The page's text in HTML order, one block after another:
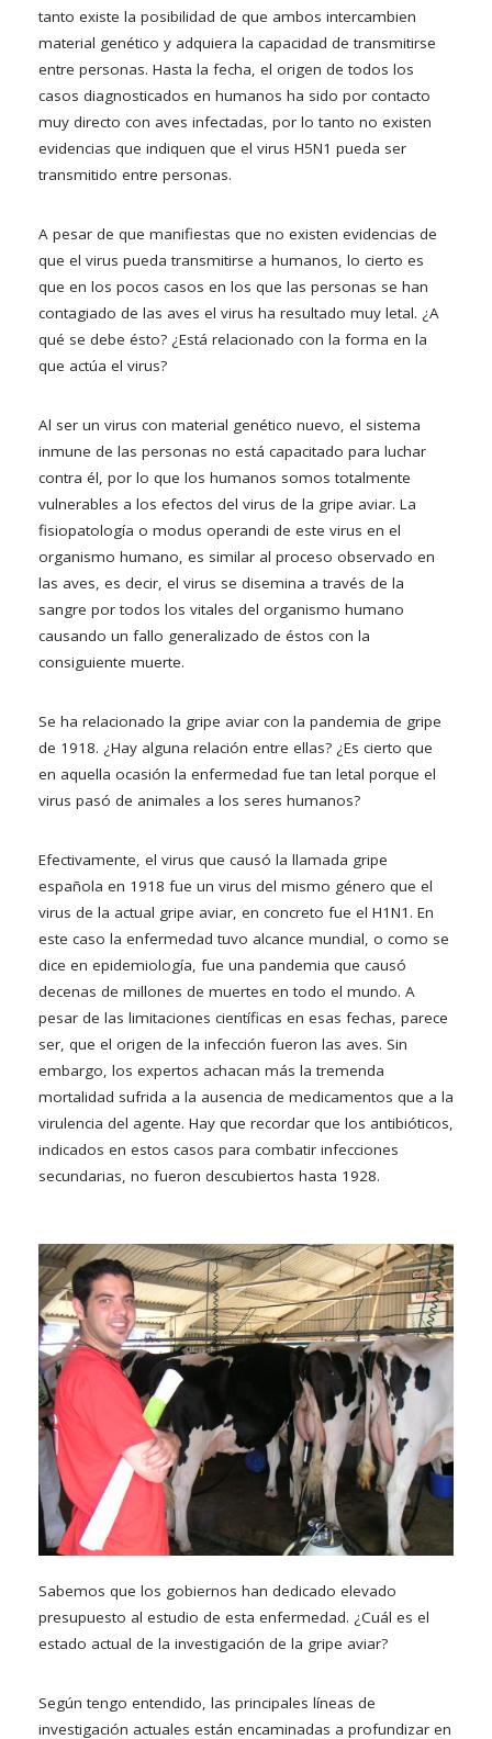
tanto existe la posibilidad de que ambos intercambien
material genético y adquiera la capacidad de transmitirse
entre personas. Hasta la fecha, el origen de todos los
casos diagnosticados en humanos ha sido por contacto
muy directo con aves infectadas, por lo tanto no existen
evidencias que indiquen que el virus H5N1 pueda ser
transmitido entre personas.
A pesar de que manifiestas que no existen evidencias de
que el virus pueda transmitirse a humanos, lo cierto es
que en los pocos casos en los que las personas se han
contagiado de las aves el virus ha resultado muy letal. ¿A
qué se debe ésto? ¿Está relacionado con la forma en la
que actúa el virus?
Al ser un virus con material genético nuevo, el sistema
inmune de las personas no está capacitado para luchar
contra él, por lo que los humanos somos totalmente
vulnerables a los efectos del virus de la gripe aviar. La
fisiopatología o modus operandi de este virus en el
organismo humano, es similar al proceso observado en
las aves, es decir, el virus se disemina a través de la
sangre por todos los vitales del organismo humano
causando un fallo generalizado de éstos con la
consiguiente muerte.
Se ha relacionado la gripe aviar con la pandemia de gripe
de 1918. ¿Hay alguna relación entre ellas? ¿Es cierto que
en aquella ocasión la enfermedad fue tan letal porque el
virus pasó de animales a los seres humanos?
Efectivamente, el virus que causó la llamada gripe
española en 1918 fue un virus del mismo género que el
virus de la actual gripe aviar, en concreto fue el H1N1. En
este caso la enfermedad tuvo alcance mundial, o como se
dice en epidemiología, fue una pandemia que causó
decenas de millones de muertes en todo el mundo. A
pesar de las limitaciones científicas en esas fechas, parece
ser, que el origen de la infección fueron las aves. Sin
embargo, los expertos achacan más la tremenda
mortalidad sufrida a la ausencia de medicamentos que a la
virulencia del agente. Hay que recordar que los antibióticos,
indicados en estos casos para combatir infecciones
secundarias, no fueron descubiertos hasta 1928.
Sabemos que los gobiernos han dedicado elevado
presupuesto al estudio de esta enfermedad. ¿Cuál es el
estado actual de la investigación de la gripe aviar?
Según tengo entendido, las principales líneas de
investigación actuales están encaminadas a profundizar en